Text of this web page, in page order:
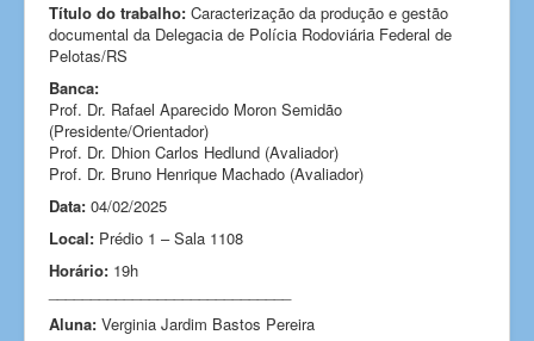
Título do trabalho: Caracterização da produção e gestão
documental da Delegacia de Polícia Rodoviária Federal de
Pelotas/RS
Banca:
Prof. Dr. Rafael Aparecido Moron Semidão
(Presidente/Orientador)
Prof. Dr. Dhion Carlos Hedlund (Avaliador)
Prof. Dr. Bruno Henrique Machado (Avaliador)
Data: 04/02/2025
Local: Prédio 1 – Sala 1108
Horário: 19h
Aluna: Verginia Jardim Bastos Pereira